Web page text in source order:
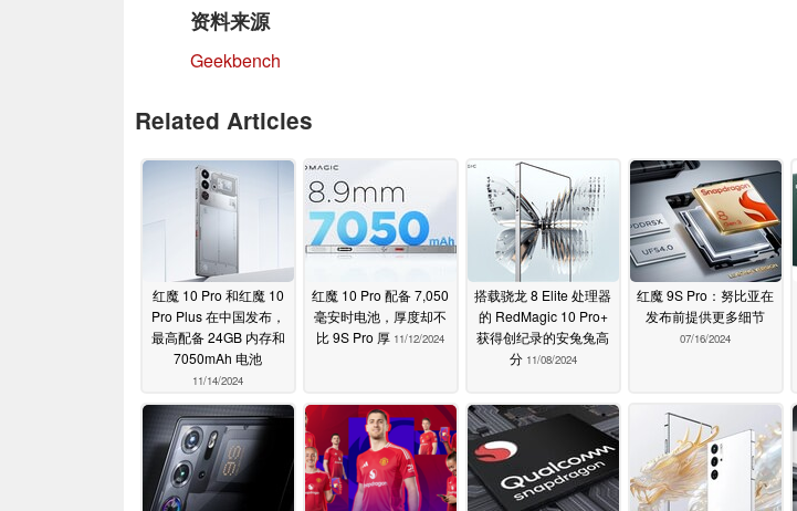
资料来源
Geekbench
Related Articles
红魔 10 Pro 和红魔 10
Pro Plus 在中国发布，
最高配备 24GB 内存和
7050mAh 电池
11/14/2024
红魔 10 Pro 配备 7,050
毫安时电池，厚度却不
比 9S Pro 厚 11/12/2024
搭载骁龙 8 Elite 处理器
的 RedMagic 10 Pro+
获得创纪录的安兔兔高
分 11/08/2024
红魔 9S Pro：努比亚在
发布前提供更多细节
07/16/2024